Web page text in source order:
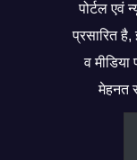
पोर्टल एवं
प्रसारित
व
मेहनत